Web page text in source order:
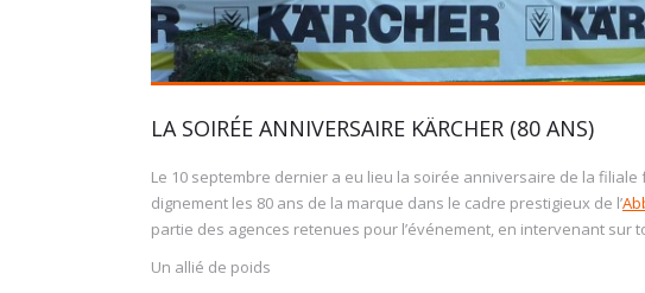
LA SOIRÉE ANNIVERSAIRE KÄRCHER (80 ANS)
Le 10 septembre dernier a eu lieu la soirée anniversaire de la
dignement les 80 ans de la marque dans le cadre prestigieux de l’
partie des agences retenues pour l’événement, en intervenant sur
Un allié de poids